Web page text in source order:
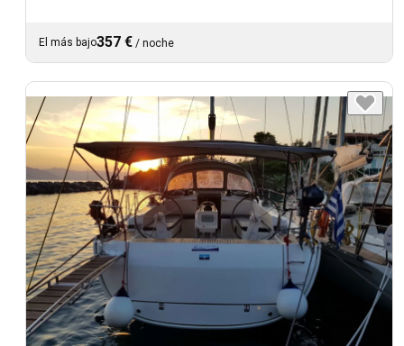
El más bajo357 € / noche